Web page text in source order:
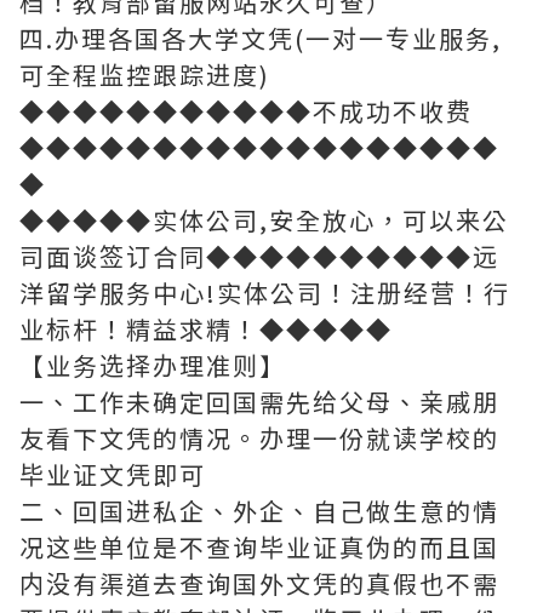
四.办理各国各大学文凭(一对一专业服务,
可全程监控跟踪进度)
◆◆◆◆◆◆◆◆◆◆◆不成功不收费
◆◆◆◆◆◆◆◆◆◆◆◆◆◆◆◆◆◆
◆
◆◆◆◆◆实体公司,安全放心，可以来公
司面谈签订合同◆◆◆◆◆◆◆◆◆◆远
洋留学服务中心!实体公司！注册经营！行
业标杆！精益求精！◆◆◆◆◆
【业务选择办理准则】
一、工作未确定回国需先给父母、亲戚朋
友看下文凭的情况。办理一份就读学校的
毕业证文凭即可
二、回国进私企、外企、自己做生意的情
况这些单位是不查询毕业证真伪的而且国
内没有渠道去查询国外文凭的真假也不需